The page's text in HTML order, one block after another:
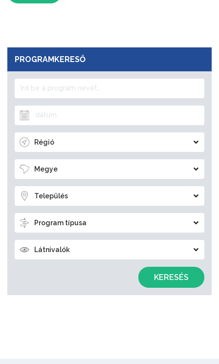
PROGRAMKERESŐ
Régió
Megye
Település
Program típusa
Látnivalók
KERESÉS